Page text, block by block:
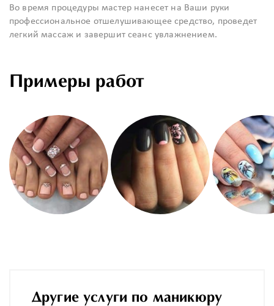
Во время процедуры мастер нанесет на Ваши руки
профессиональное отшелушивающее средство, проведет
легкий массаж и завершит сеанс увлажнением.
Примеры работ
Другие услуги по маникюру